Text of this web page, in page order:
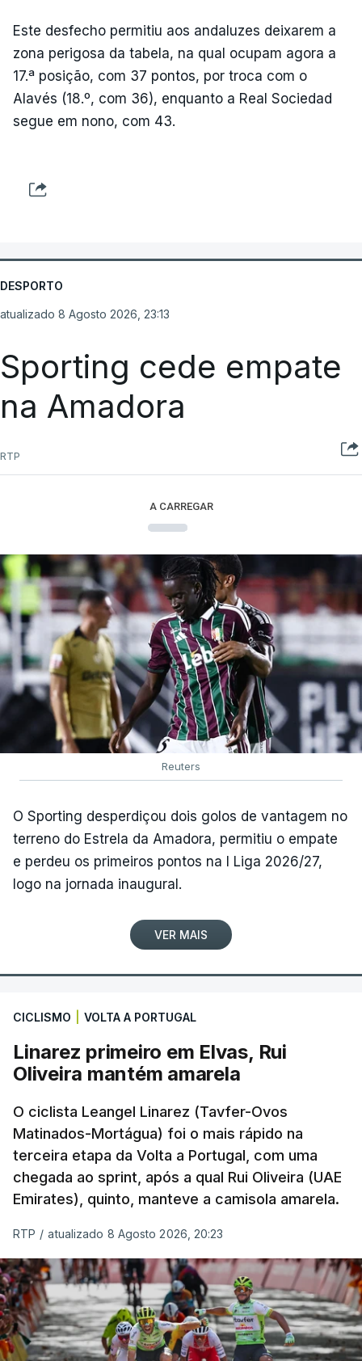
Este desfecho permitiu aos andaluzes deixarem a
zona perigosa da tabela, na qual ocupam agora a
17.ª posição, com 37 pontos, por troca com o
Alavés (18.º, com 36), enquanto a Real Sociedad
segue em nono, com 43.
DESPORTO
atualizado 8 Agosto 2026, 23:13
Sporting cede empate
na Amadora
RTP
A CARREGAR
Reuters
O Sporting desperdiçou dois golos de vantagem no
terreno do Estrela da Amadora, permitiu o empate
e perdeu os primeiros pontos na I Liga 2026/27,
logo na jornada inaugural.
VER MAIS
CICLISMO VOLTA A PORTUGAL
Linarez primeiro em Elvas, Rui
Oliveira mantém amarela
O ciclista Leangel Linarez (Tavfer-Ovos
Matinados-Mortágua) foi o mais rápido na
terceira etapa da Volta a Portugal, com uma
chegada ao sprint, após a qual Rui Oliveira (UAE
Emirates), quinto, manteve a camisola amarela.
RTP / atualizado 8 Agosto 2026, 20:23